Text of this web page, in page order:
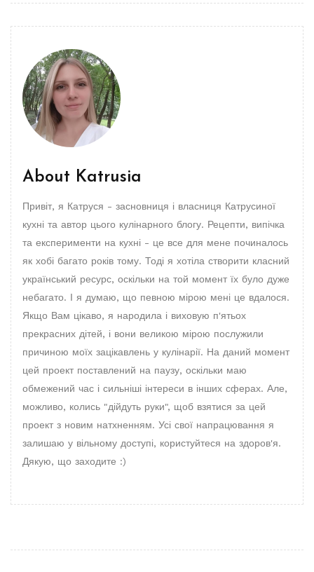
About Katrusia
Привіт, я Катруся - засновниця і власниця Катрусиної
кухні та автор цього кулінарного блогу. Рецепти, випічка
та експерименти на кухні - це все для мене починалось
як хобі багато років тому. Тоді я хотіла створити класний
український ресурс, оскільки на той момент їх було дуже
небагато. І я думаю, що певною мірою мені це вдалося.
Якщо Вам цікаво, я народила і виховую п'ятьох
прекрасних дітей, і вони великою мірою послужили
причиною моїх зацікавлень у кулінарії. На даний момент
цей проект поставлений на паузу, оскільки маю
обмежений час і сильніші інтереси в інших сферах. Але,
можливо, колись "дійдуть руки", щоб взятися за цей
проект з новим натхненням. Усі свої напрацювання я
залишаю у вільному доступі, користуйтеся на здоров'я.
Дякую, що заходите :)